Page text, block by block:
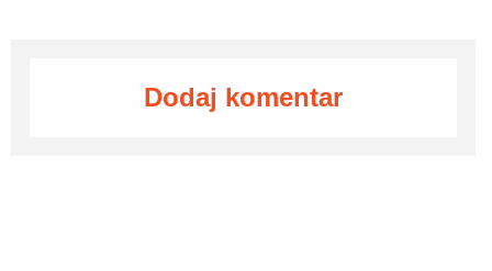
Dodaj komentar